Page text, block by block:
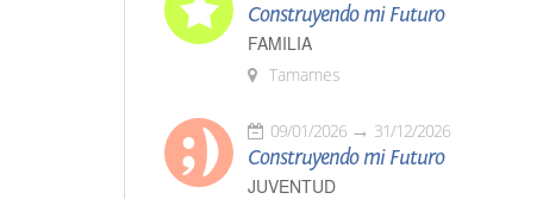
Construyendo mi Futuro
FAMILIA
Tamames
09/01/2026 31/12/2026
Construyendo mi Futuro
JUVENTUD